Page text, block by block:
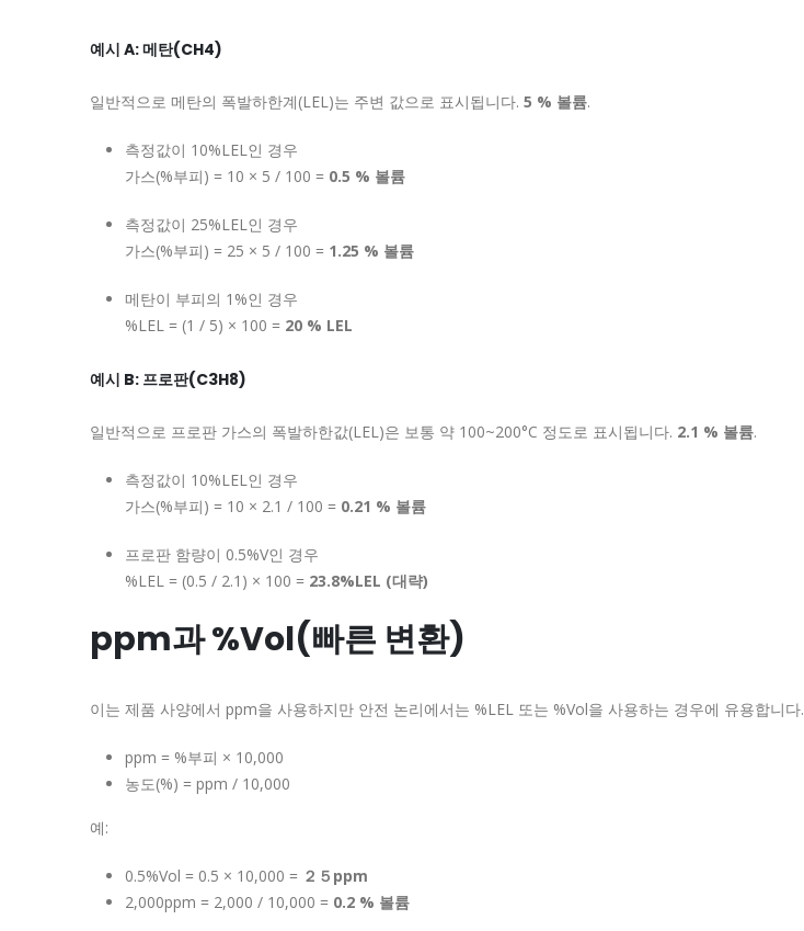
예시 A: 메탄(CH4)
일반적으로 메탄의 폭발하한계(LEL)는 주변 값으로 표시됩니다. 5 % 볼륨.
측정값이 10%LEL인 경우
가스(%부피) = 10 × 5 / 100 = 0.5 % 볼륨
측정값이 25%LEL인 경우
가스(%부피) = 25 × 5 / 100 = 1.25 % 볼륨
메탄이 부피의 1%인 경우
%LEL = (1 / 5) × 100 = 20 % LEL
예시 B: 프로판(C3H8)
일반적으로 프로판 가스의 폭발하한값(LEL)은 보통 약 100~200°C 정도로 표시됩니다. 2.1 % 볼륨.
측정값이 10%LEL인 경우
가스(%부피) = 10 × 2.1 / 100 = 0.21 % 볼륨
프로판 함량이 0.5%V인 경우
%LEL = (0.5 / 2.1) × 100 = 23.8%LEL (대략)
ppm과 %Vol(빠른 변환)
이는 제품 사양에서 ppm을 사용하지만 안전 논리에서는 %LEL 또는 %Vol을 사용하는 경우에 유용합니다.
ppm = %부피 × 10,000
농도(%) = ppm / 10,000
예:
0.5%Vol = 0.5 × 10,000 = ２５ppm
2,000ppm = 2,000 / 10,000 = 0.2 % 볼륨